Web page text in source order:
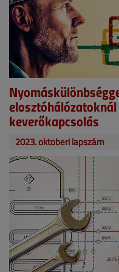
keverőkapcsolás
2023. októberi lapszám